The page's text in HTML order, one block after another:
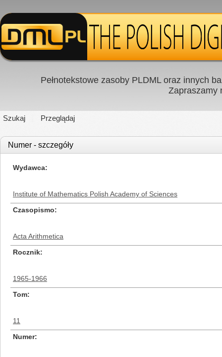
Pełnotekstowe zasoby PLDML oraz innych
Zapraszamy
Szukaj Przeglądaj
Numer - szczegóły
Wydawca
Institute of Mathematics Polish Academy of Sciences
Czasopismo
Acta Arithmetica
Rocznik
1965-1966
Tom
11
Numer